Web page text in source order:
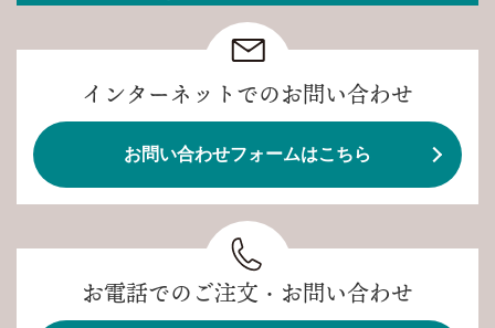
インターネットでのお問い合わせ
お問い合わせフォームはこちら
お電話でのご注文・お問い合わせ